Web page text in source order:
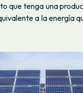
que tenga una
a la energía